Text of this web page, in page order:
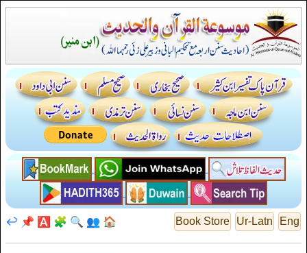
Eng
Ur-Latn
Book Store
🏠
👥
🔍
🧩
🅰️
📌
↩️